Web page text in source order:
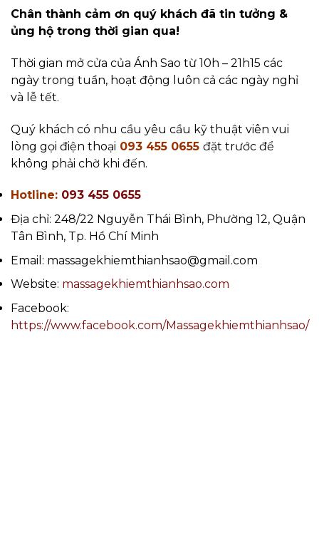
Chân thành cảm ơn quý khách đã tin tưởng &
ủng hộ trong thời gian qua!
Thời gian mở cửa của Ánh Sao từ 10h – 21h15 các
ngày trong tuần, hoạt động luôn cả các ngày nghỉ
và lễ tết.
Quý khách có nhu cầu yêu cầu kỹ thuật viên vui
lòng gọi điện thoại 093 455 0655 đặt trước để
không phải chờ khi đến.
Hotline: 093 455 0655
Địa chỉ: 248/22 Nguyễn Thái Bình, Phường 12, Quận
Tân Bình, Tp. Hồ Chí Minh
Email: massagekhiemthianhsao@gmail.com
Website: massagekhiemthianhsao.com
Facebook:
https://www.facebook.com/Massagekhiemthianhsao/